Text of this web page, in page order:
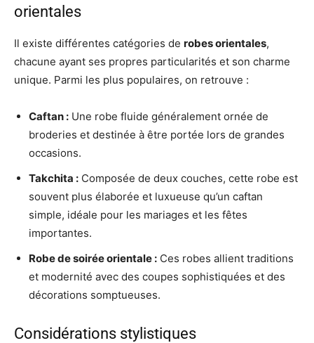
orientales
Il existe différentes catégories de robes orientales,
chacune ayant ses propres particularités et son charme
unique. Parmi les plus populaires, on retrouve :
Caftan : Une robe fluide généralement ornée de
broderies et destinée à être portée lors de grandes
occasions.
Takchita : Composée de deux couches, cette robe est
souvent plus élaborée et luxueuse qu’un caftan
simple, idéale pour les mariages et les fêtes
importantes.
Robe de soirée orientale : Ces robes allient traditions
et modernité avec des coupes sophistiquées et des
décorations somptueuses.
Considérations stylistiques